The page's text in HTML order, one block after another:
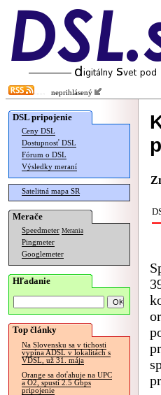
neprihlásený
DSL pripojenie
Ceny DSL
Dostupnosť DSL
Fórum o DSL
Výsledky meraní
Satelitná mapa SR
Merače
Speedmeter Merania
Pingmeter
Googlemeter
Hľadanie
Top články
Na Slovensku sa v tichosti
vypína ADSL v lokalitách s
VDSL, už 31. mája
Orange sa doťahuje na UPC
a O2, spustí 2.5 Gbps
pripojenie